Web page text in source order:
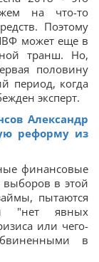
на что-то
Поэтому
может еще в
транш. Но,
половину
период, когда
эксперт.
Александр
реформу из
финансовые
выборов в этой
пытаются
"нет явных
или чего-
в